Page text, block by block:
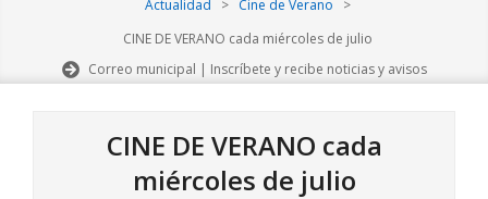
Actualidad
> Cine de Verano
>
CINE DE VERANO cada miércoles de julio
Correo municipal | Inscríbete y recibe noticias y avisos
CINE DE VERANO cada
miércoles de julio